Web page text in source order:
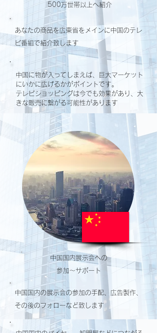
500万世帯以上へ紹介
あなたの商品を広東省をメインに中国のテレ
ビ番組で紹介致します
中国に物が入ってしまえば、巨大マーケット
にいかに広げるかがポイントです。
テレビショッピングは今でも効果があり、大
きな販売に繋がる可能性があります
中国国内展示会への
参加〜サポート
中国国内の展示会の参加の手配、広告製作、
その後のフォローなど致します